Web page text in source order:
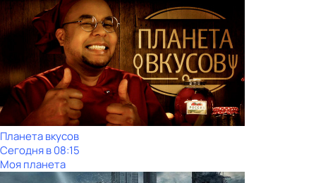
Планета вкусов
Сегодня в 08:15
Моя планета